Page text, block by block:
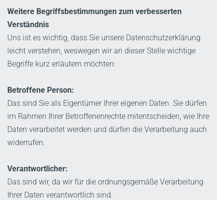
Weitere Begriffsbestimmungen zum verbesserten
Verständnis
Uns ist es wichtig, dass Sie unsere Datenschutzerklärung
leicht verstehen, weswegen wir an dieser Stelle wichtige
Begriffe kurz erläutern möchten:
Betroffene Person:
Das sind Sie als Eigentümer Ihrer eigenen Daten. Sie dürfen
im Rahmen Ihrer Betroffenenrechte mitentscheiden, wie Ihre
Daten verarbeitet werden und dürfen die Verarbeitung auch
widerrufen.
Verantwortlicher:
Das sind wir, da wir für die ordnungsgemäße Verarbeitung
Ihrer Daten verantwortlich sind.